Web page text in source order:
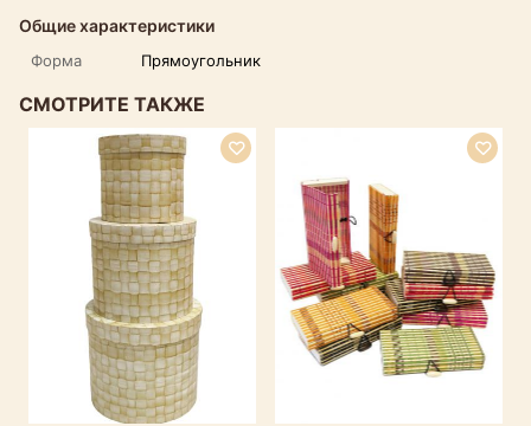
Общие характеристики
Форма Прямоугольник
СМОТРИТЕ ТАКЖЕ